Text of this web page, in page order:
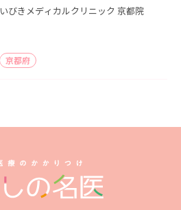
いびきメディカルクリニック 京都院
京都府